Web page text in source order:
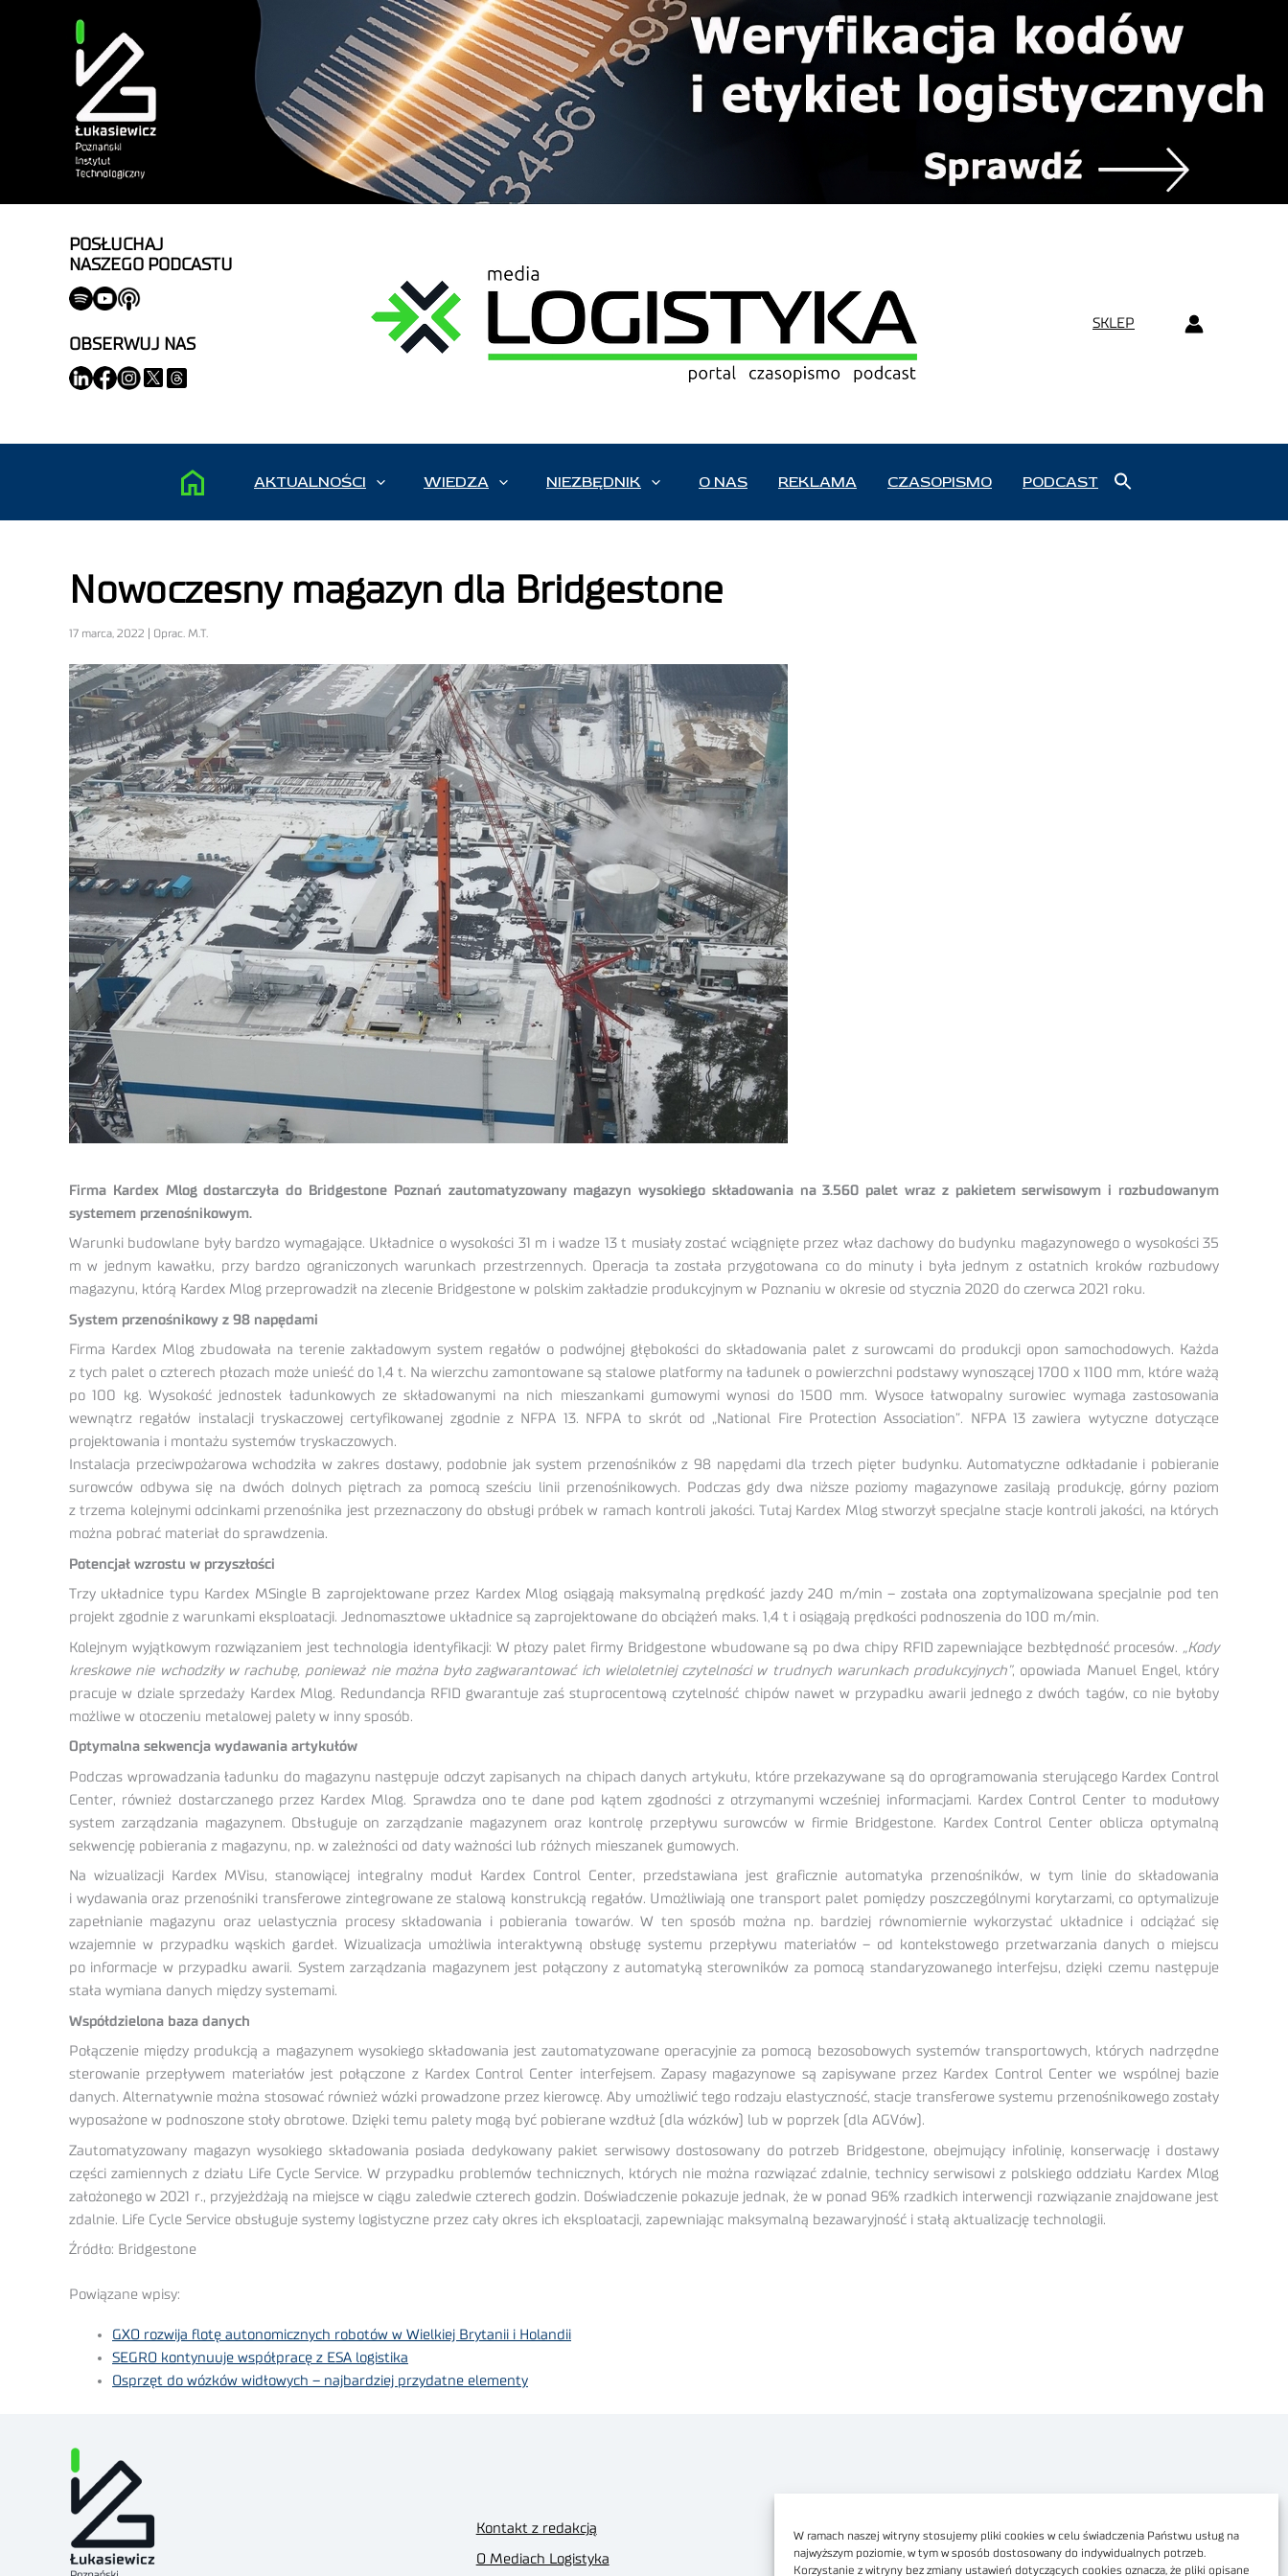
W ramach naszej witryny stosujemy pliki cookies w celu świadczenia Państwu usług na
najwyższym poziomie, w tym w sposób dostosowany do indywidualnych potrzeb.
Korzystanie z witryny bez zmiany ustawień dotyczących cookies oznacza, że pliki opisane
POSŁUCHAJ
NASZEGO PODCASTU
OBSERWUJ NAS
SKLEP
AKTUALNOŚCI WIEDZA NIEZBĘDNIK O NAS REKLAMA CZASOPISMO PODCAST
Nowoczesny magazyn dla Bridgestone
17 marca, 2022 | Oprac. M.T.
Firma Kardex Mlog dostarczyła do Bridgestone Poznań zautomatyzowany magazyn wysokiego składowania na 3.560 palet wraz z pakietem serwisowym i rozbudowanym
systemem przenośnikowym.
Warunki budowlane były bardzo wymagające. Układnice o wysokości 31 m i wadze 13 t musiały zostać wciągnięte przez właz dachowy do budynku magazynowego o wysokości 35
m w jednym kawałku, przy bardzo ograniczonych warunkach przestrzennych. Operacja ta została przygotowana co do minuty i była jednym z ostatnich kroków rozbudowy
magazynu, którą Kardex Mlog przeprowadził na zlecenie Bridgestone w polskim zakładzie produkcyjnym w Poznaniu w okresie od stycznia 2020 do czerwca 2021 roku.
System przenośnikowy z 98 napędami
Firma Kardex Mlog zbudowała na terenie zakładowym system regałów o podwójnej głębokości do składowania palet z surowcami do produkcji opon samochodowych. Każda
z tych palet o czterech płozach może unieść do 1,4 t. Na wierzchu zamontowane są stalowe platformy na ładunek o powierzchni podstawy wynoszącej 1700 x 1100 mm, które ważą
po 100 kg. Wysokość jednostek ładunkowych ze składowanymi na nich mieszankami gumowymi wynosi do 1500 mm. Wysoce łatwopalny surowiec wymaga zastosowania
wewnątrz regałów instalacji tryskaczowej certyfikowanej zgodnie z NFPA 13. NFPA to skrót od „National Fire Protection Association”. NFPA 13 zawiera wytyczne dotyczące
projektowania i montażu systemów tryskaczowych.
Instalacja przeciwpożarowa wchodziła w zakres dostawy, podobnie jak system przenośników z 98 napędami dla trzech pięter budynku. Automatyczne odkładanie i pobieranie
surowców odbywa się na dwóch dolnych piętrach za pomocą sześciu linii przenośnikowych. Podczas gdy dwa niższe poziomy magazynowe zasilają produkcję, górny poziom
z trzema kolejnymi odcinkami przenośnika jest przeznaczony do obsługi próbek w ramach kontroli jakości. Tutaj Kardex Mlog stworzył specjalne stacje kontroli jakości, na których
można pobrać materiał do sprawdzenia.
Potencjał wzrostu w przyszłości
Trzy układnice typu Kardex MSingle B zaprojektowane przez Kardex Mlog osiągają maksymalną prędkość jazdy 240 m/min – została ona zoptymalizowana specjalnie pod ten
projekt zgodnie z warunkami eksploatacji. Jednomasztowe układnice są zaprojektowane do obciążeń maks. 1,4 t i osiągają prędkości podnoszenia do 100 m/min.
Kolejnym wyjątkowym rozwiązaniem jest technologia identyfikacji: W płozy palet firmy Bridgestone wbudowane są po dwa chipy RFID zapewniające bezbłędność procesów. „Kody
kreskowe nie wchodziły w rachubę, ponieważ nie można było zagwarantować ich wieloletniej czytelności w trudnych warunkach produkcyjnych”, opowiada Manuel Engel, który
pracuje w dziale sprzedaży Kardex Mlog. Redundancja RFID gwarantuje zaś stuprocentową czytelność chipów nawet w przypadku awarii jednego z dwóch tagów, co nie byłoby
możliwe w otoczeniu metalowej palety w inny sposób.
Optymalna sekwencja wydawania artykułów
Podczas wprowadzania ładunku do magazynu następuje odczyt zapisanych na chipach danych artykułu, które przekazywane są do oprogramowania sterującego Kardex Control
Center, również dostarczanego przez Kardex Mlog. Sprawdza ono te dane pod kątem zgodności z otrzymanymi wcześniej informacjami. Kardex Control Center to modułowy
system zarządzania magazynem. Obsługuje on zarządzanie magazynem oraz kontrolę przepływu surowców w firmie Bridgestone. Kardex Control Center oblicza optymalną
sekwencję pobierania z magazynu, np. w zależności od daty ważności lub różnych mieszanek gumowych.
Na wizualizacji Kardex MVisu, stanowiącej integralny moduł Kardex Control Center, przedstawiana jest graficznie automatyka przenośników, w tym linie do składowania
i wydawania oraz przenośniki transferowe zintegrowane ze stalową konstrukcją regałów. Umożliwiają one transport palet pomiędzy poszczególnymi korytarzami, co optymalizuje
zapełnianie magazynu oraz uelastycznia procesy składowania i pobierania towarów. W ten sposób można np. bardziej równomiernie wykorzystać układnice i odciążać się
wzajemnie w przypadku wąskich gardeł. Wizualizacja umożliwia interaktywną obsługę systemu przepływu materiałów – od kontekstowego przetwarzania danych o miejscu
po informacje w przypadku awarii. System zarządzania magazynem jest połączony z automatyką sterowników za pomocą standaryzowanego interfejsu, dzięki czemu następuje
stała wymiana danych między systemami.
Współdzielona baza danych
Połączenie między produkcją a magazynem wysokiego składowania jest zautomatyzowane operacyjnie za pomocą bezosobowych systemów transportowych, których nadrzędne
sterowanie przepływem materiałów jest połączone z Kardex Control Center interfejsem. Zapasy magazynowe są zapisywane przez Kardex Control Center we wspólnej bazie
danych. Alternatywnie można stosować również wózki prowadzone przez kierowcę. Aby umożliwić tego rodzaju elastyczność, stacje transferowe systemu przenośnikowego zostały
wyposażone w podnoszone stoły obrotowe. Dzięki temu palety mogą być pobierane wzdłuż (dla wózków) lub w poprzek (dla AGVów).
Zautomatyzowany magazyn wysokiego składowania posiada dedykowany pakiet serwisowy dostosowany do potrzeb Bridgestone, obejmujący infolinię, konserwację i dostawy
części zamiennych z działu Life Cycle Service. W przypadku problemów technicznych, których nie można rozwiązać zdalnie, technicy serwisowi z polskiego oddziału Kardex Mlog
założonego w 2021 r., przyjeżdżają na miejsce w ciągu zaledwie czterech godzin. Doświadczenie pokazuje jednak, że w ponad 96% rzadkich interwencji rozwiązanie znajdowane jest
zdalnie. Life Cycle Service obsługuje systemy logistyczne przez cały okres ich eksploatacji, zapewniając maksymalną bezawaryjność i stałą aktualizację technologii.
Źródło: Bridgestone
Powiązane wpisy:
GXO rozwija flotę autonomicznych robotów w Wielkiej Brytanii i Holandii
SEGRO kontynuuje współpracę z ESA logistika
Osprzęt do wózków widłowych – najbardziej przydatne elementy
Kontakt z redakcją
O Mediach Logistyka
Dostępność cyfrowa
Regulamin Portalu